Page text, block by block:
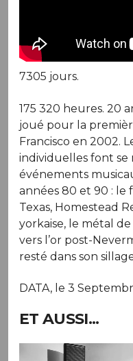
7305 jours.
175 320 heures. 20
joué pour la
Francisco en 2002.
individuelles font se
événements
années 80 et 90 :
Texas, Homestead
yorkaise, le métal
vers l’or post-
resté dans son
DATA, le 3
ET AUSSI...